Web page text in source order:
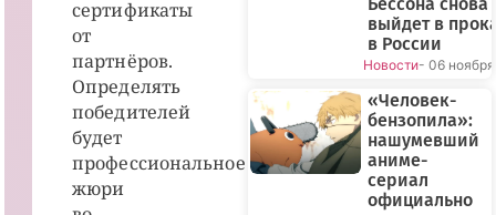
сертификаты
от
партнёров.
Определять
победителей
будет
профессиональное
жюри
выйдет в
в России
Новости- 06 ноября
«Человек-
бензопила»:
нашумевший
аниме-
сериал
официально